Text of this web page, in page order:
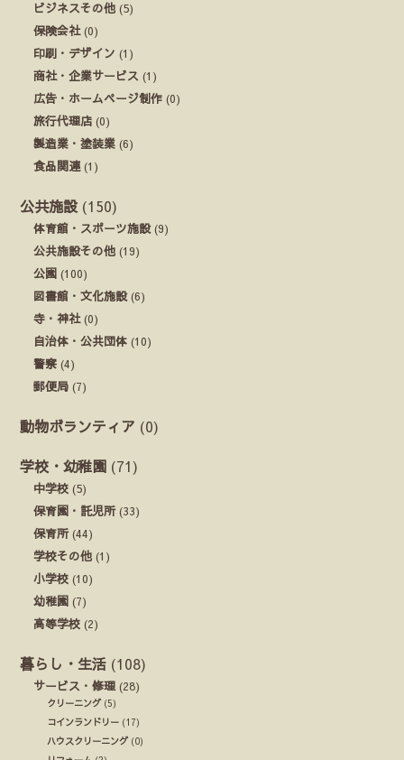
ビジネスその他 (5)
保険会社(0)
印刷・デザイン (1)
商社・企業サービス (1)
広告・ホームページ制作 (0)
旅行代理店 (0)
製造業・塗装業 (6)
食品関連 (1)
公共施設 (150)
体育館・スポーツ施設(9)
公共施設その他 (19)
公園 (100)
図書館・文化施設(6)
寺・神社(0)
自治体・公共団体 (10)
警察 (4)
郵便局 (7)
動物ボランティア (0)
学校・幼稚園 (71)
中学校 (5)
保育園・託児所(33)
保育所(44)
学校その他 (1)
小学校 (10)
幼稚園 (7)
高等学校 (2)
暮らし・生活 (108)
サービス・修理 (28)
クリーニング(5)
コインランドリー (17)
ハウスクリーニング(0)